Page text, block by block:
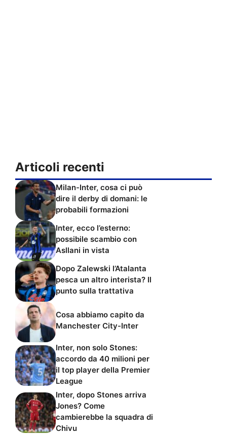
Articoli recenti
Milan-Inter, cosa ci può
dire il derby di domani: le
probabili formazioni
Inter, ecco l’esterno:
possibile scambio con
Asllani in vista
Dopo Zalewski l’Atalanta
pesca un altro interista? Il
punto sulla trattativa
Cosa abbiamo capito da
Manchester City-Inter
Inter, non solo Stones:
accordo da 40 milioni per
il top player della Premier
League
Inter, dopo Stones arriva
Jones? Come
cambierebbe la squadra di
Chivu